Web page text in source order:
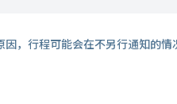
，行程可能会在不另行通知的情